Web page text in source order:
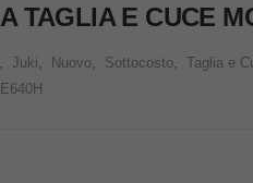
TAGLIA E CUCE
Juki Nuovo Sottocosto Taglia e